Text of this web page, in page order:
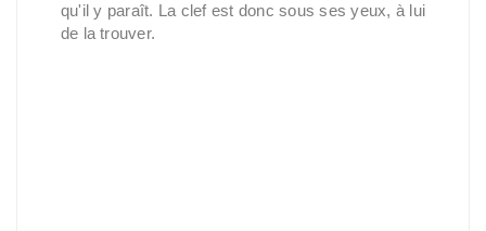
qu'il y paraît. La clef est donc sous ses yeux, à lui
de la trouver.